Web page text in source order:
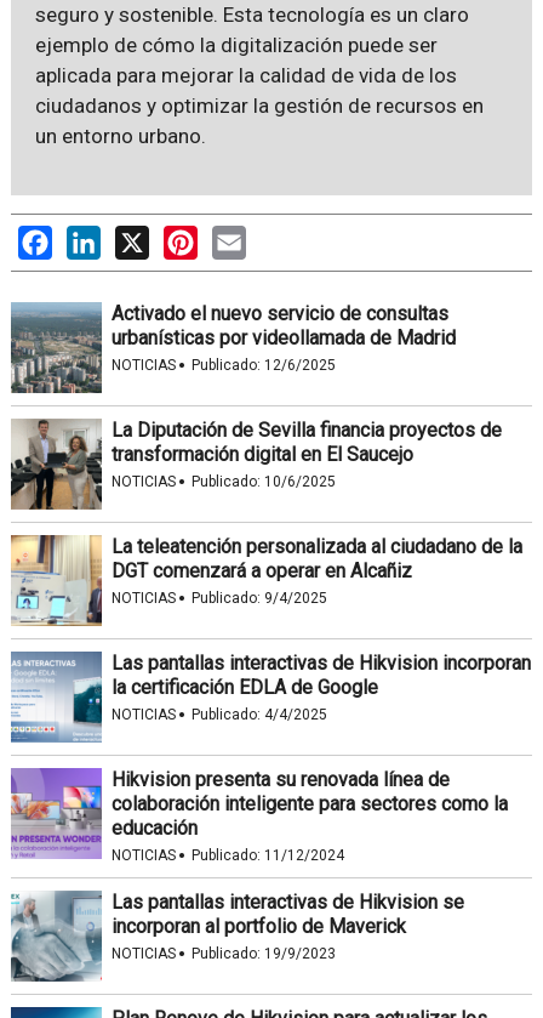
seguro y sostenible. Esta tecnología es un claro
ejemplo de cómo la digitalización puede ser
aplicada para mejorar la calidad de vida de los
ciudadanos y optimizar la gestión de recursos en
un entorno urbano.
FacebookLinkedIn
X PinterestEmail
Activado el nuevo servicio de consultas
urbanísticas por videollamada de Madrid
NOTICIAS · Publicado: 12/6/2025
La Diputación de Sevilla financia proyectos de
transformación digital en El Saucejo
NOTICIAS · Publicado: 10/6/2025
La teleatención personalizada al ciudadano de la
DGT comenzará a operar en Alcañiz
NOTICIAS · Publicado: 9/4/2025
Las pantallas interactivas de Hikvision incorporan
la certificación EDLA de Google
NOTICIAS · Publicado: 4/4/2025
Hikvision presenta su renovada línea de
colaboración inteligente para sectores como la
educación
NOTICIAS · Publicado: 11/12/2024
Las pantallas interactivas de Hikvision se
incorporan al portfolio de Maverick
NOTICIAS · Publicado: 19/9/2023